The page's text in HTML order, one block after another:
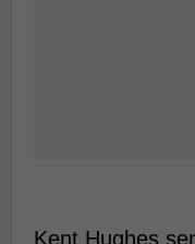
Kent Hughes